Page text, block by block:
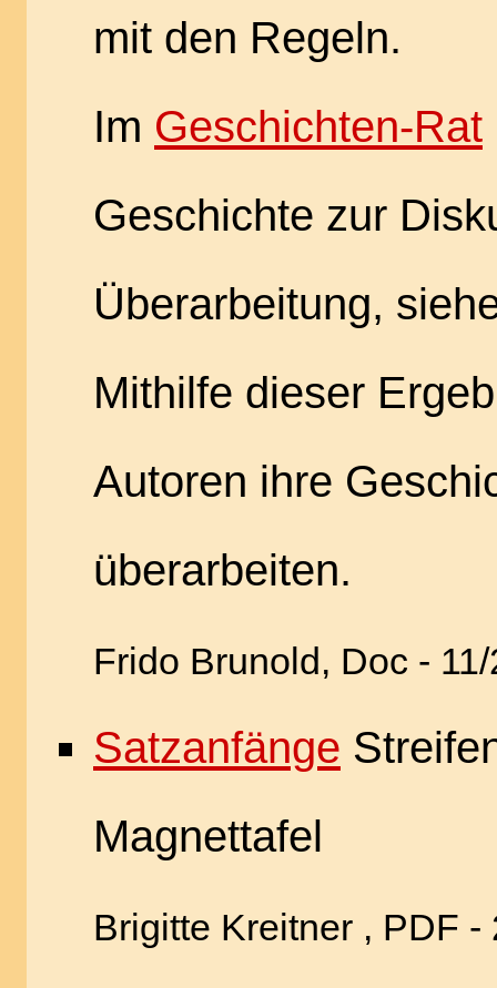
mit den Regeln.
Im Geschichten-Rat
Geschichte zur
Überarbeitung,
Mithilfe dieser
Autoren ihre
überarbeiten.
Frido Brunold, Doc -
Satzanfänge
Magnettafel
Brigitte Kreitner , PDF -